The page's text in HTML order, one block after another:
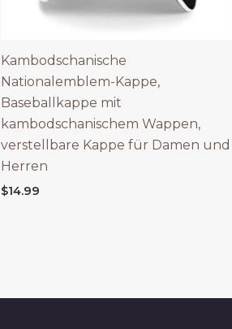
Kambodschanische
Nationalemblem-Kappe,
Baseballkappe mit
kambodschanischem Wappen,
verstellbare Kappe für Damen und
Herren
$14.99